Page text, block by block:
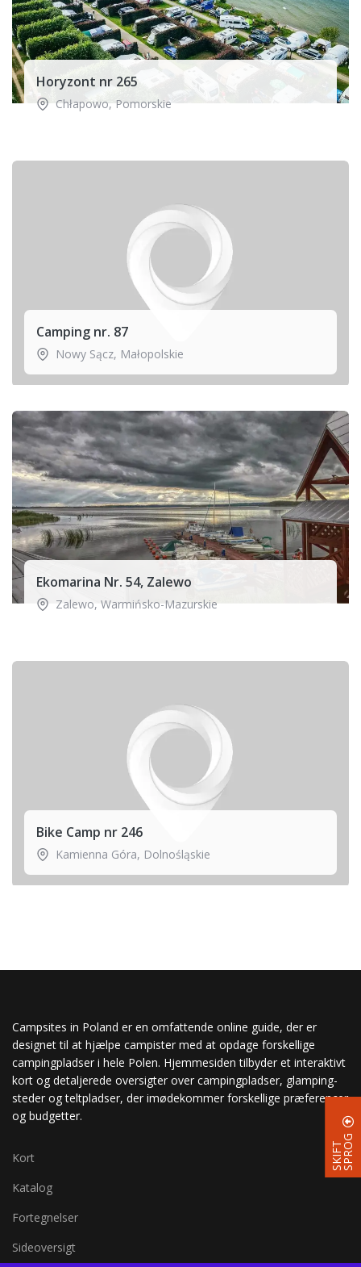
S
K
I
F
T
S
P
R
OG
Horyzont nr 265
Chłapowo,Pomorskie
Camping nr. 87
Nowy Sącz, Małopolskie
Ekomarina Nr. 54, Zalewo
Zalewo, Warmińsko-Mazurskie
Bike Camp nr 246
Kamienna Góra, Dolnośląskie
Campsites in Poland er en omfattende online guide, der er
designet til at hjælpe campister med at opdage forskellige
campingpladser i hele Polen. Hjemmesiden tilbyder et interaktivt
kort og detaljerede oversigter over campingpladser, glamping-
steder og teltpladser, der imødekommer forskellige præferencer
og budgetter.
Kort
Katalog
Fortegnelser
Sideoversigt